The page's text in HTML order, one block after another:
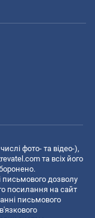
фото- та відео-),
та всіх його
дозволу
посилання на сайт
письмового